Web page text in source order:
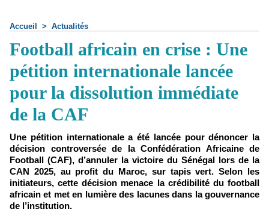
Accueil > Actualités
Football africain en crise : Une
pétition internationale lancée
pour la dissolution immédiate
de la CAF
Une pétition internationale a été lancée pour dénoncer la
décision controversée de la Confédération Africaine de
Football (CAF), d’annuler la victoire du Sénégal lors de la
CAN 2025, au profit du Maroc, sur tapis vert. Selon les
initiateurs, cette décision menace la crédibilité du football
africain et met en lumière des lacunes dans la gouvernance
de l’institution.